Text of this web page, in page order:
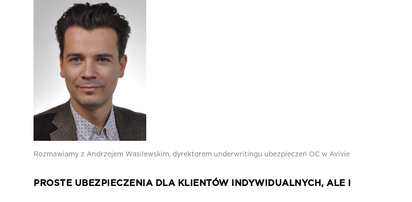
Rozmawiamy z Andrzejem Wasilewskim, dyrektorem underwritingu ubezpieczeń OC w Avivie
PROSTE UBEZPIECZENIA DLA KLIENTÓW INDYWIDUALNYCH, ALE I